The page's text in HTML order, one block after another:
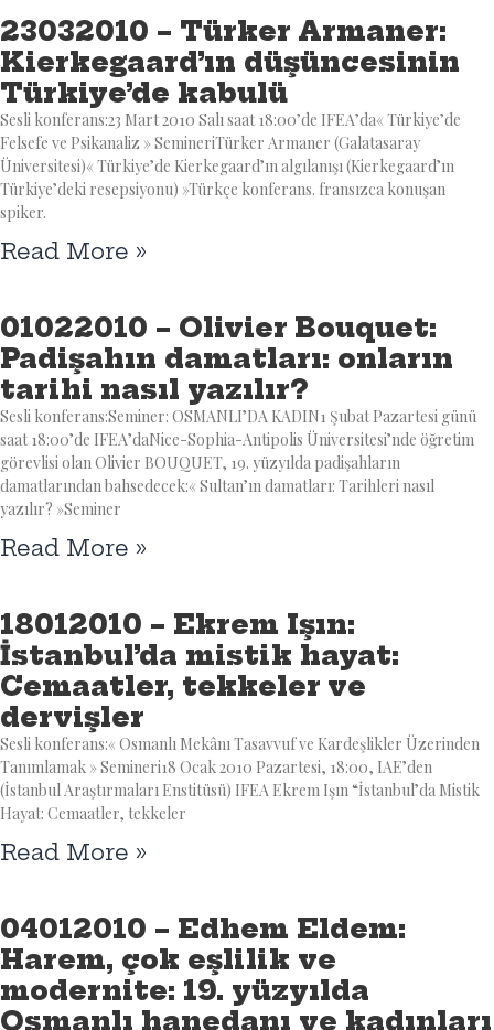
23032010 – Türker Armaner:
Kierkegaard’ın düşüncesinin
Türkiye’de kabulü
Sesli konferans:23 Mart 2010 Salı saat 18:00’de IFEA’da« Türkiye’de
Felsefe ve Psikanaliz » SemineriTürker Armaner (Galatasaray
Üniversitesi)« Türkiye’de Kierkegaard’ın algılanışı (Kierkegaard’ın
Türkiye’deki resepsiyonu) »Türkçe konferans. fransızca konuşan
spiker.
Read More »
01022010 – Olivier Bouquet:
Padişahın damatları: onların
tarihi nasıl yazılır?
Sesli konferans:Seminer: OSMANLI’DA KADIN1 Şubat Pazartesi günü
saat 18:00’de IFEA’daNice-Sophia-Antipolis Üniversitesi’nde öğretim
görevlisi olan Olivier BOUQUET, 19. yüzyılda padişahların
damatlarından bahsedecek:« Sultan’ın damatları: Tarihleri ​​nasıl
yazılır? »Seminer
Read More »
18012010 – Ekrem Işın:
İstanbul’da mistik hayat:
Cemaatler, tekkeler ve
dervişler
Sesli konferans:« Osmanlı Mekânı Tasavvuf ve Kardeşlikler Üzerinden
Tanımlamak » Semineri18 Ocak 2010 Pazartesi, 18:00, IAE’den
(İstanbul Araştırmaları Enstitüsü) IFEA Ekrem Işın “İstanbul’da Mistik
Hayat: Cemaatler, tekkeler
Read More »
04012010 – Edhem Eldem:
Harem, çok eşlilik ve
modernite: 19. yüzyılda
Osmanlı hanedanı ve kadınları